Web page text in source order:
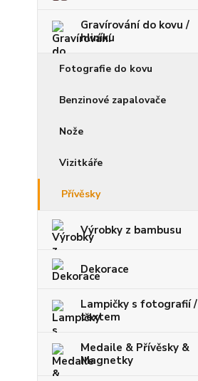
Gravírování do kovu /
hliníku
Fotografie do kovu
Benzinové zapalovače
Nože
Vizitkáře
Přívěsky
Výrobky z bambusu
Dekorace
Lampičky s fotografií /
textem
Medaile & Přívěsky &
Magnetky